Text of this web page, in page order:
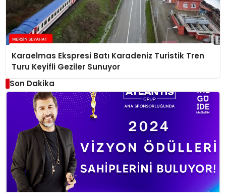
Karaelmas Ekspresi Batı Karadeniz Turistik Tren
Turu Keyifli Geziler Sunuyor
Son Dakika